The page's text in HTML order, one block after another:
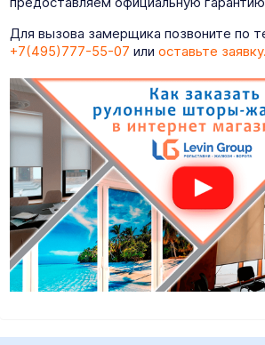
Для вызова замерщика позвоните по
+7(495)777-55-07 или оставьте заявку.